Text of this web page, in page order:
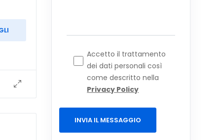
Accetto il trattamento
dei dati personali così
come descritto nella
Privacy Policy